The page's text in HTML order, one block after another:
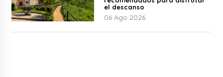
el descanso
06 Ago 2026